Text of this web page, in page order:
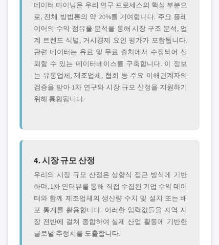
데이터 마이닝은 우리 연구 프로세스의 핵심 부분으
로, 전체 방법론의 약 20%를 기여합니다. 주요 플레
이어의 수익 점유율 분석을 통해 시장 구조 분석, 업
계 트렌드 식별, 거시경제 요인 평가가 포함됩니다.
관련 데이터는 유료 및 무료 출처에서 수집되어 신
뢰할 수 있는 데이터베이스를 구축합니다. 이 정보
는 유통업체, 제조업체, 협회 등 주요 이해관계자의
검증을 받아 1차 연구와 시장 규모 산정을 지원하기
위해 통합됩니다.
4. 시장 규모 산정
우리의 시장 규모 산정은 상향식 접근 방식에 기반
하며, 1차 인터뷰를 통해 직접 수집된 기업 수익 데이
터와 함께 제조업체의 생산량 수치 및 설치 또는 배
포 통계를 활용합니다. 이러한 입력값들을 지역 시
장 전반에 걸쳐 종합하여 실제 산업 활동에 기반한
글로벌 추정치를 도출합니다.